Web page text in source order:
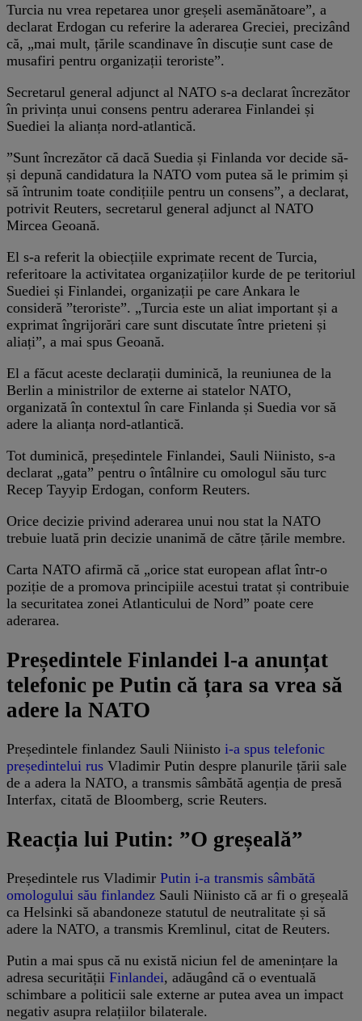
Turcia nu vrea repetarea unor greșeli asemănătoare”, a
declarat Erdogan cu referire la aderarea Greciei, precizând
că, „mai mult, țările scandinave în discuție sunt case de
musafiri pentru organizații teroriste”.
Secretarul general adjunct al NATO s-a declarat încrezător
în privința unui consens pentru aderarea Finlandei și
Suediei la alianța nord-atlantică.
”Sunt încrezător că dacă Suedia și Finlanda vor decide să-
și depună candidatura la NATO vom putea să le primim și
să întrunim toate condițiile pentru un consens”, a declarat,
potrivit Reuters, secretarul general adjunct al NATO
Mircea Geoană.
El s-a referit la obiecțiile exprimate recent de Turcia,
referitoare la activitatea organizațiilor kurde de pe teritoriul
Suediei și Finlandei, organizații pe care Ankara le
consideră ”teroriste”. „Turcia este un aliat important și a
exprimat îngrijorări care sunt discutate între prieteni și
aliați”, a mai spus Geoană.
El a făcut aceste declarații duminică, la reuniunea de la
Berlin a ministrilor de externe ai statelor NATO,
organizată în contextul în care Finlanda și Suedia vor să
adere la alianța nord-atlantică.
Tot duminică, președintele Finlandei, Sauli Niinisto, s-a
declarat „gata” pentru o întâlnire cu omologul său turc
Recep Tayyip Erdogan, conform Reuters.
Orice decizie privind aderarea unui nou stat la NATO
trebuie luată prin decizie unanimă de către țările membre.
Carta NATO afirmă că „orice stat european aflat într-o
poziție de a promova principiile acestui tratat și contribuie
la securitatea zonei Atlanticului de Nord” poate cere
aderarea.
Președintele Finlandei l-a anunțat
telefonic pe Putin că țara sa vrea să
adere la NATO
Președintele finlandez Sauli Niinisto i-a spus telefonic
președintelui rus Vladimir Putin despre planurile țării sale
de a adera la NATO, a transmis sâmbătă agenția de presă
Interfax, citată de Bloomberg, scrie Reuters.
Reacția lui Putin: ”O greșeală”
Președintele rus Vladimir Putin i-a transmis sâmbătă
omologului său finlandez Sauli Niinisto că ar fi o greșeală
ca Helsinki să abandoneze statutul de neutralitate și să
adere la NATO, a transmis Kremlinul, citat de Reuters.
Putin a mai spus că nu există niciun fel de amenințare la
adresa securității Finlandei, adăugând că o eventuală
schimbare a politicii sale externe ar putea avea un impact
negativ asupra relațiilor bilaterale.